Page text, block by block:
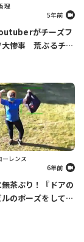
理
5年前
がチーズフ
大惨事 荒ぶるチー
画が一週間で400
ーレンス
6年前
茶ぶり！『ドアの
のポーズをして』
ってくれました